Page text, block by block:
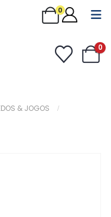
0
0
& JOGOS